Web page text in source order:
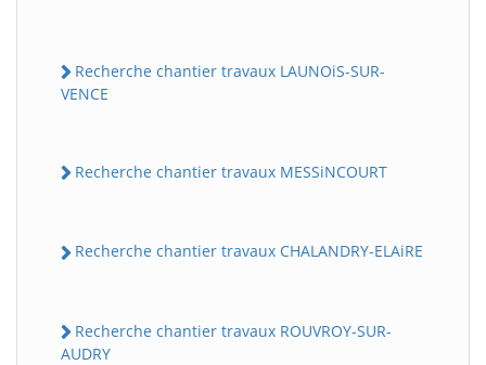
Recherche chantier travaux LAUNOiS-SUR-
VENCE
Recherche chantier travaux MESSiNCOURT
Recherche chantier travaux CHALANDRY-ELAiRE
Recherche chantier travaux ROUVROY-SUR-
AUDRY